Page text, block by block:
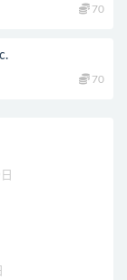
70
70